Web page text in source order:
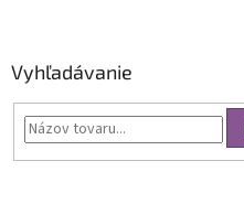
Vyhľadávanie